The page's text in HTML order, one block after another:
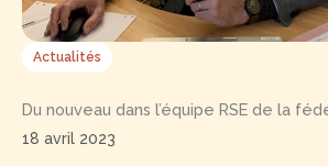
Actualités
Du nouveau dans l’équipe RSE de la
18 avril 2023